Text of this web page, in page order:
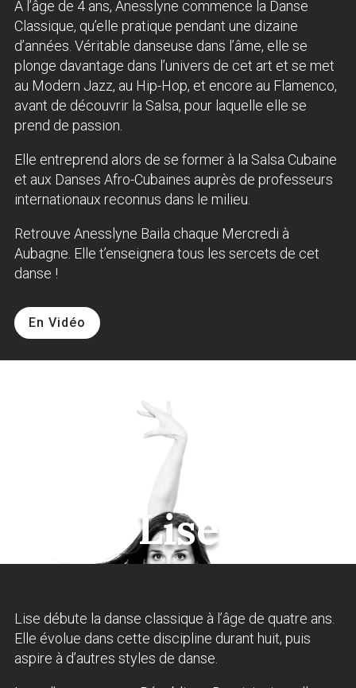
À l’âge de 4 ans, Anesslyne commence la Danse
Classique, qu’elle pratique pendant une dizaine
d’années. Véritable danseuse dans l’âme, elle se
plonge davantage dans l’univers de cet art et se met
au Modern Jazz, au Hip-Hop, et encore au Flamenco,
avant de découvrir la Salsa, pour laquelle elle se
prend de passion.
Elle entreprend alors de se former à la Salsa Cubaine
et aux Danses Afro-Cubaines auprès de professeurs
internationaux reconnus dans le milieu.
Retrouve Anesslyne Baila chaque Mercredi à
Aubagne. Elle t’enseignera tous les sercets de cet
danse !
En Vidéo
Lise
Lise débute la danse classique à l’âge de quatre ans.
Elle évolue dans cette discipline durant huit, puis
aspire à d’autres styles de danse.